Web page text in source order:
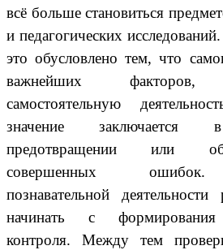
всё больше становиться
и педагогических
это обусловлено тем, что
важнейших факторов,
самостоятельную
значение заключается
предотвращении или
совершенных ошибок.
познавательной деятельности
начинать с формирования
контроля. Между тем